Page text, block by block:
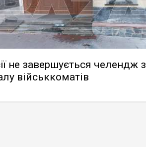
не завершується челендж з
військкоматів